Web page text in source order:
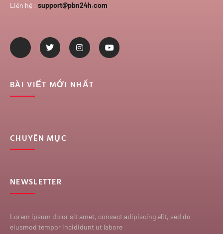
Liên hệ : support@pbn24h.com
BÀI VIẾT MỚI NHẤT
CHUYÊN MỤC
NEWSLETTER
Lorem ipsum dolor sit amet, consect adipiscing elit, sed do
eiusmod tempor incididunt ut labore